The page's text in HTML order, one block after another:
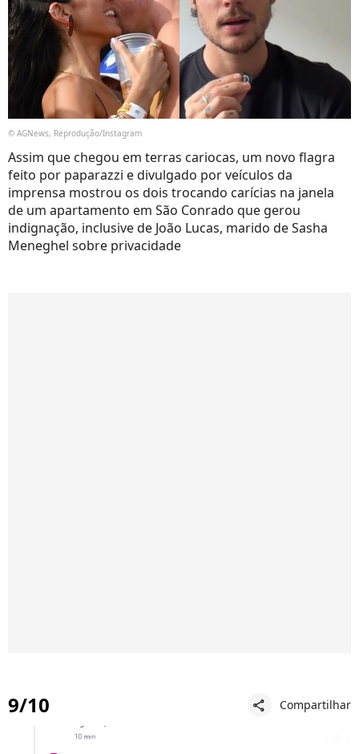
© AGNews, Reprodução/Instagram
Assim que chegou em terras cariocas, um novo flagra
feito por paparazzi e divulgado por veículos da
imprensa mostrou os dois trocando carícias na janela
de um apartamento em São Conrado que gerou
indignação, inclusive de João Lucas, marido de Sasha
Meneghel sobre privacidade
9/10 share Compartilhar